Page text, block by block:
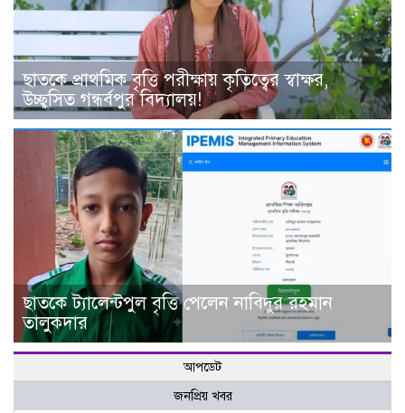
ছাতকে প্রাথমিক বৃত্তি পরীক্ষায় কৃতিত্বের স্বাক্ষর,
উচ্ছ্বসিত গন্ধর্বপুর বিদ্যালয়!
ছাতকে ট্যালেন্টপুল বৃত্তি পেলেন নাবিদুর রহমান
তালুকদার
আপডেট
জনপ্রিয় খবর